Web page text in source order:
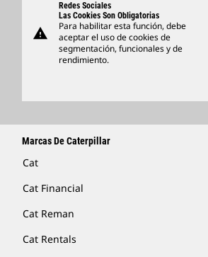
Support
Artículos
Encontrar Un Distribuidor
warning
Redes Sociales
Las Cookies Son Obligatorias
Para habilitar esta función, debe
aceptar el uso de cookies de
segmentación, funcionales y de
rendimiento.
Marcas De Caterpillar
Cat
Cat Financial
Cat Reman
Cat Rentals